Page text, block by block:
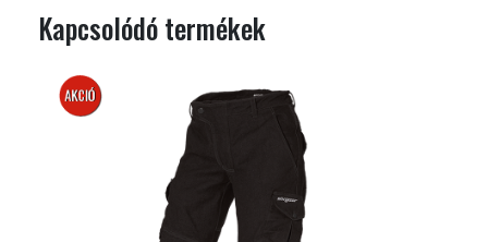
Kapcsolódó termékek
AKCIÓS